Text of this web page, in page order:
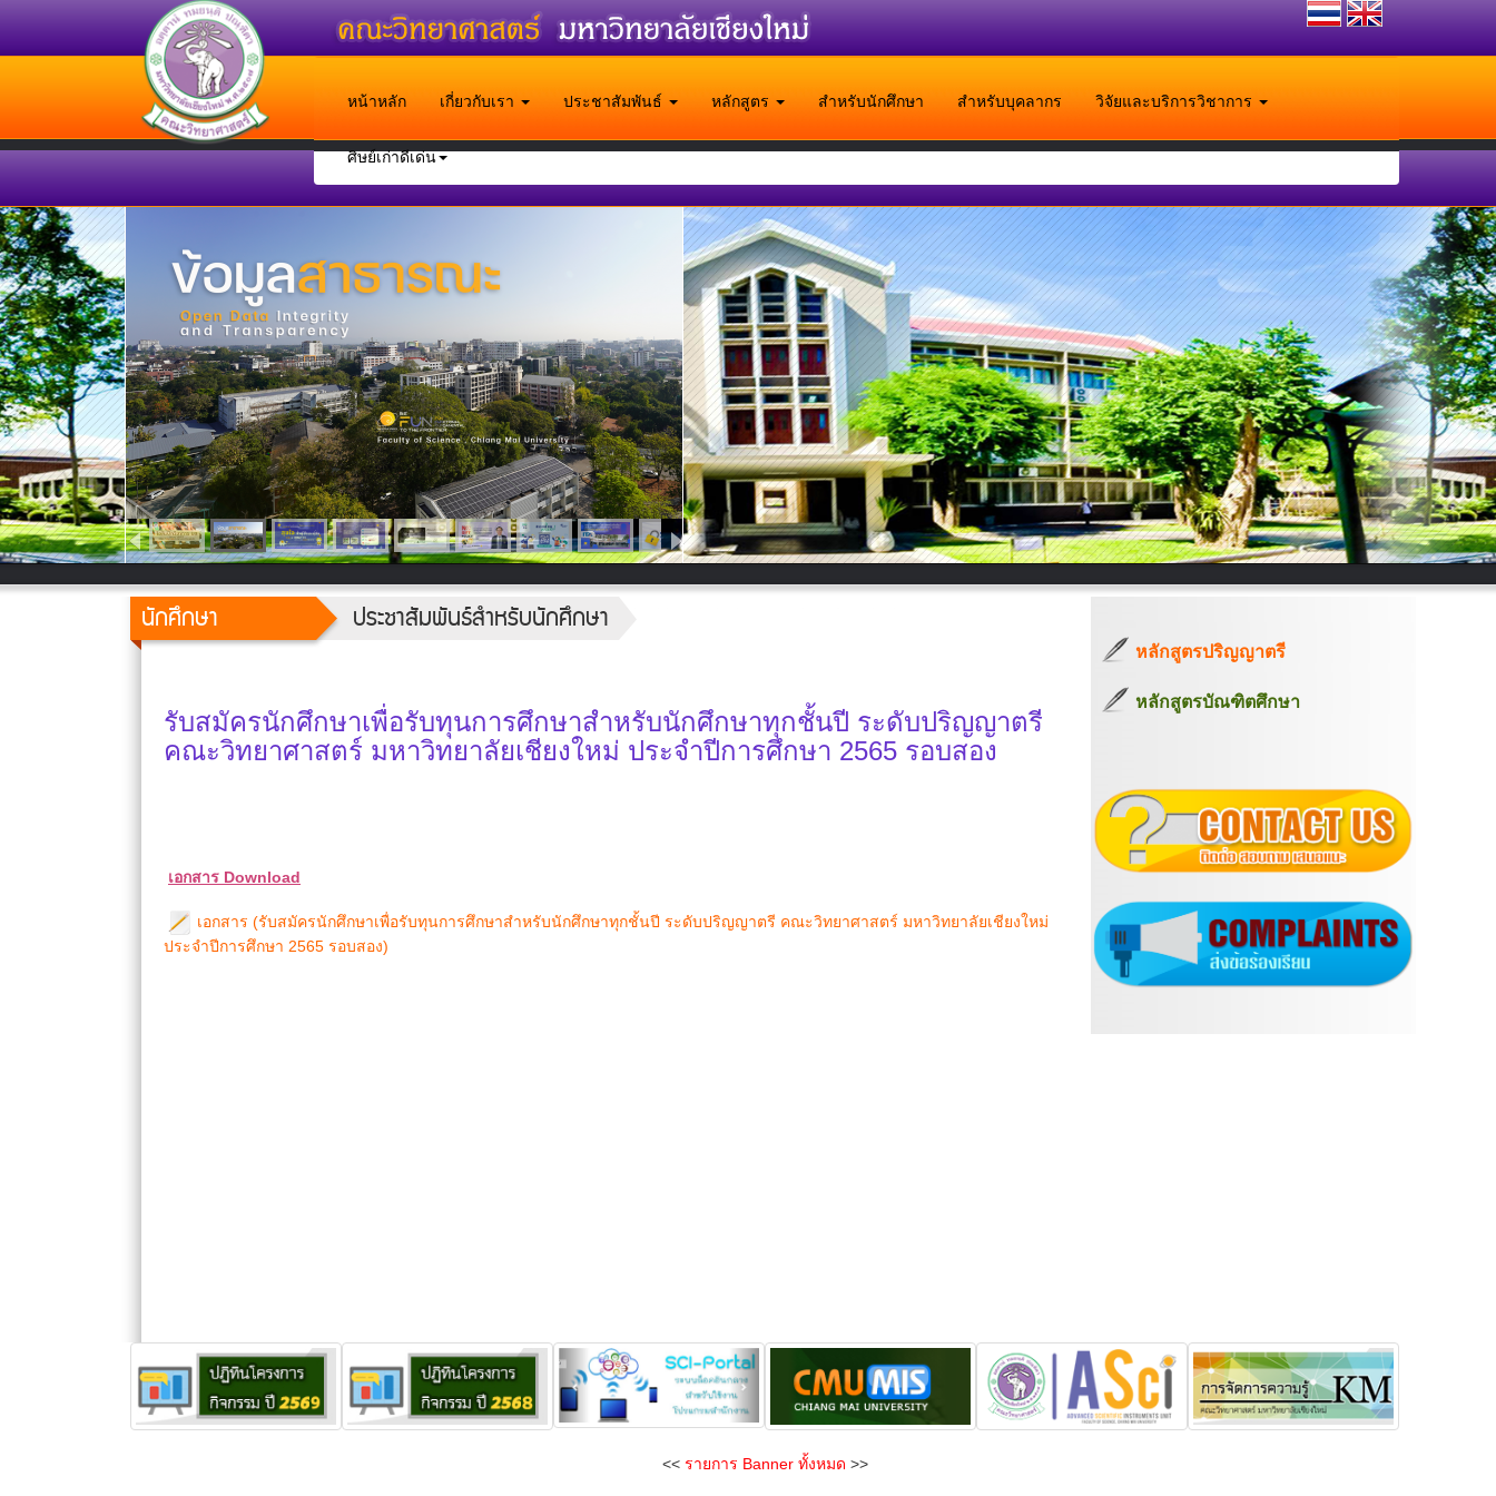
หน้าหลัก เกี่ยวกับเรา ประชาสัมพันธ์ หลักสูตร สำหรับนักศึกษา สำหรับบุคลากร วิจัยและบริการวิชาการ
ศิษย์เก่าดีเด่น
นักศึกษา ประชาสัมพันธ์สำหรับนักศึกษา
รับสมัครนักศึกษาเพื่อรับทุนการศึกษาสำหรับนักศึกษาทุกชั้นปี ระดับปริญญาตรี
คณะวิทยาศาสตร์ มหาวิทยาลัยเชียงใหม่ ประจำปีการศึกษา 2565 รอบสอง
เอกสาร Download
เอกสาร (รับสมัครนักศึกษาเพื่อรับทุนการศึกษาสำหรับนักศึกษาทุกชั้นปี ระดับปริญญาตรี คณะวิทยาศาสตร์ มหาวิทยาลัยเชียงใหม่
ประจำปีการศึกษา 2565 รอบสอง)
หลักสูตรปริญญาตรี
หลักสูตรบัณฑิตศึกษา
<< รายการ Banner ทั้งหมด >>